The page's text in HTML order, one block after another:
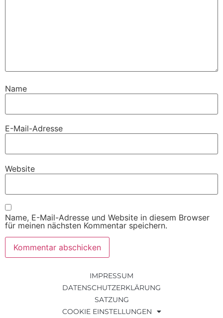
Name
E-Mail-Adresse
Website
Name, E-Mail-Adresse und Website in diesem Browser
für meinen nächsten Kommentar speichern.
IMPRESSUM
DATENSCHUTZERKLÄRUNG
SATZUNG
COOKIE EINSTELLUNGEN